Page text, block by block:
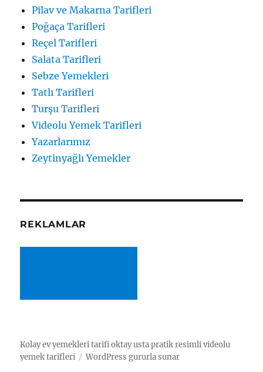
Pilav ve Makarna Tarifleri
Poğaça Tarifleri
Reçel Tarifleri
Salata Tarifleri
Sebze Yemekleri
Tatlı Tarifleri
Turşu Tarifleri
Videolu Yemek Tarifleri
Yazarlarımız
Zeytinyağlı Yemekler
REKLAMLAR
Kolay ev yemekleri tarifi oktay usta pratik resimli videolu
yemek tarifleri
WordPress gururla sunar